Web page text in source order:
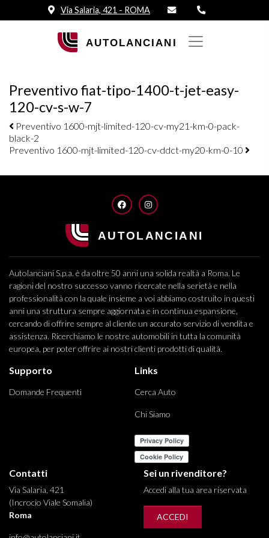
Via Salaria, 421 - ROMA
Preventivo fiat-tipo-1400-t-jet-easy-
120-cv-s-w-7
Navigazione elementi
Preventivo 1600-mjt-limited-120-cv-my21-km-0-pack-
black-2
Preventivo 1600-mjt-limited-120-cv-ddct-my20-km-0-10
FACEBOOKINSTAGRAM
Autolanciani S.p.a. è da oltre 50 anni una solida realtà a Roma. Le
ragioni del nostro successo vanno ricercate nella serietà e nella
professionalità con la quale insieme a voi abbiamo costruito in questi
anni una struttura sempre aggiornata e in continua espansione,
cercando di offrire sempre al cliente un accurato servizio di vendita e
assistenza. Ricerchiamo le nostre automobili in tutta la comunità
europea, per poter offrire ai nostri clienti prodotti di qualità.
Supporto
Domande Frequenti
Links
Cerca Auto
Chi Siamo
Contatti
Via Salaria, 421
(Incrocio Viale Somalia)
Roma
Sei un rivenditore?
Accedi alla tua area riservata
ACCEDI